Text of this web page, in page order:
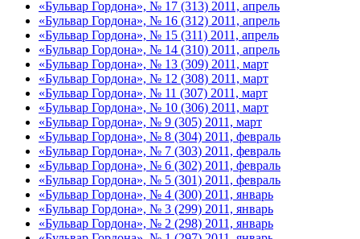
«Бульвар Гордона», № 17 (313) 2011, апрель
«Бульвар Гордона», № 16 (312) 2011, апрель
«Бульвар Гордона», № 15 (311) 2011, апрель
«Бульвар Гордона», № 14 (310) 2011, апрель
«Бульвар Гордона», № 13 (309) 2011, март
«Бульвар Гордона», № 12 (308) 2011, март
«Бульвар Гордона», № 11 (307) 2011, март
«Бульвар Гордона», № 10 (306) 2011, март
«Бульвар Гордона», № 9 (305) 2011, март
«Бульвар Гордона», № 8 (304) 2011, февраль
«Бульвар Гордона», № 7 (303) 2011, февраль
«Бульвар Гордона», № 6 (302) 2011, февраль
«Бульвар Гордона», № 5 (301) 2011, февраль
«Бульвар Гордона», № 4 (300) 2011, январь
«Бульвар Гордона», № 3 (299) 2011, январь
«Бульвар Гордона», № 2 (298) 2011, январь